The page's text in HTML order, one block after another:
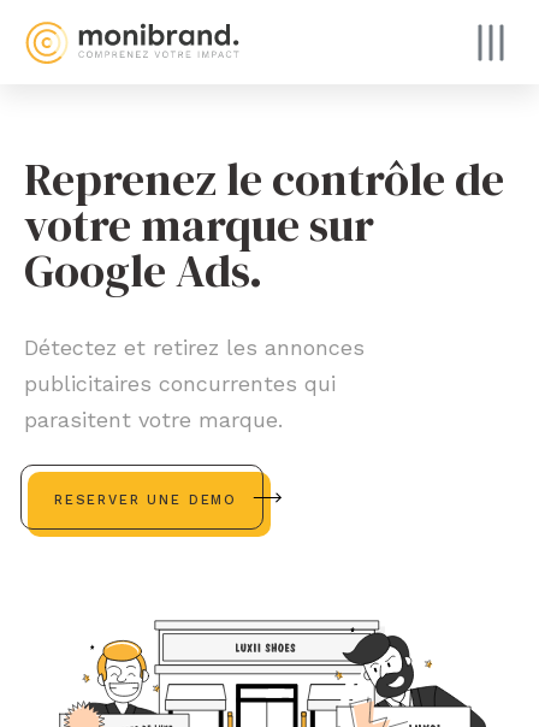
Reprenez le contrôle de
votre marque sur
Google Ads.
Détectez et retirez les annonces
publicitaires concurrentes qui
parasitent votre marque.
RESERVER UNE DEMO